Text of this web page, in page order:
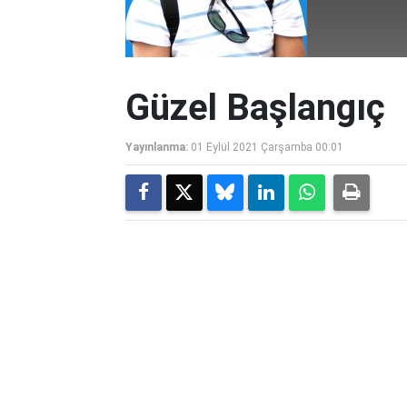
Güzel Başlangıç
Yayınlanma: 01 Eylül 2021 Çarşamba 00:01